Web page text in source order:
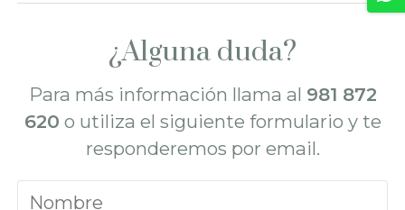
¿Alguna duda?
Para más información llama al 981 872
620 o utiliza el siguiente formulario y te
responderemos por email.